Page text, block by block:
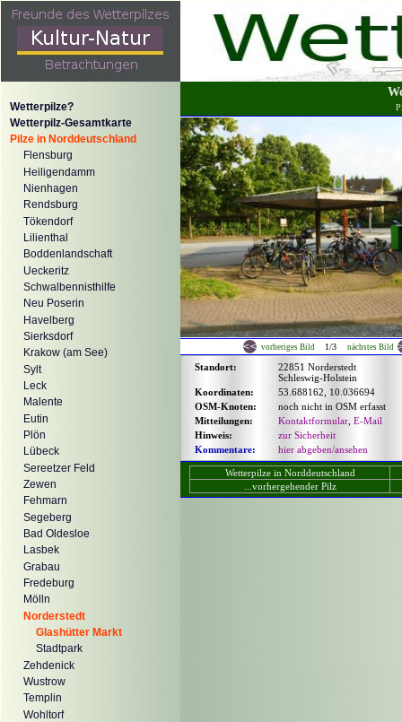
Wetterpilze?
Wetterpilz-Gesamtkarte
Pilze in Norddeutschland
Flensburg
Heiligendamm
Nienhagen
Rendsburg
Tökendorf
Lilienthal
Boddenlandschaft
Ueckeritz
Schwalbennisthilfe
Neu Poserin
Havelberg
Sierksdorf
Krakow (am See)
Sylt
Leck
Malente
Eutin
Plön
Lübeck
Sereetzer Feld
Zewen
Fehmarn
Segeberg
Bad Oldesloe
Lasbek
Grabau
Fredeburg
Mölln
Norderstedt
Glashütter Markt
Stadtpark
Zehdenick
Wustrow
Templin
Wohltorf
vorheriges Bild 1/3 nächstes Bild
Standort:
22851 Norderstedt
Schleswig-Holstein
Koordinaten:
53.688162, 10.036694
OSM-Knoten:
noch nicht in OSM erfasst
Mitteilungen:
Kontaktformular E-Mail
Hinweis:
zur Sicherheit
Kommentare:
hier abgeben/ansehen
Wetterpilze in Norddeutschland
...vorhergehender Pilz